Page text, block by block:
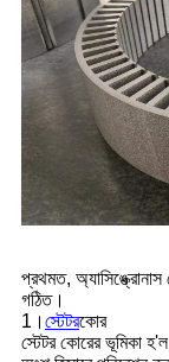
প্রথমত, অ্যাসিঙ্ক্রোনাস
গঠিত।
1। স্টেটরকোর
স্টেটর কোরের ভূমিকা